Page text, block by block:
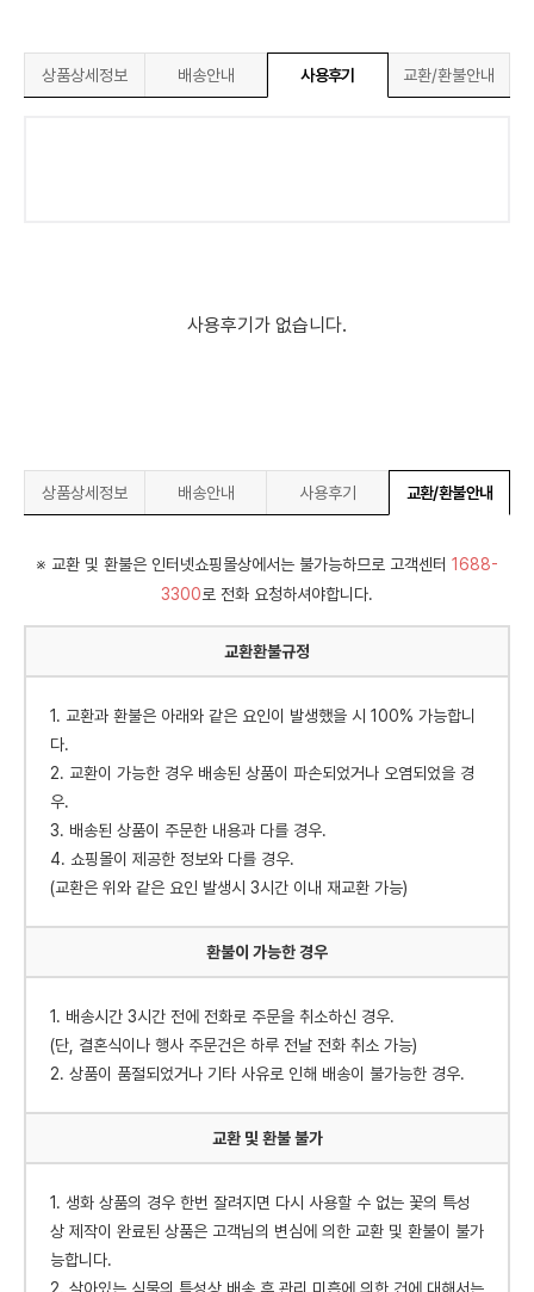
상품상세정보 배송안내 사용후기 교환/환불안내
사용후기가 없습니다.
상품상세정보 배송안내 사용후기 교환/환불안내
※ 교환 및 환불은 인터넷쇼핑몰상에서는 불가능하므로 고객센터 1688-
3300로 전화 요청하셔야합니다.
교환환불규정
1. 교환과 환불은 아래와 같은 요인이 발생했을 시 100% 가능합니
다.
2. 교환이 가능한 경우 배송된 상품이 파손되었거나 오염되었을 경
우.
3. 배송된 상품이 주문한 내용과 다를 경우.
4. 쇼핑몰이 제공한 정보와 다를 경우.
(교환은 위와 같은 요인 발생시 3시간 이내 재교환 가능)
환불이 가능한 경우
1. 배송시간 3시간 전에 전화로 주문을 취소하신 경우.
(단, 결혼식이나 행사 주문건은 하루 전날 전화 취소 가능)
2. 상품이 품절되었거나 기타 사유로 인해 배송이 불가능한 경우.
교환 및 환불 불가
1. 생화 상품의 경우 한번 잘려지면 다시 사용할 수 없는 꽃의 특성
상 제작이 완료된 상품은 고객님의 변심에 의한 교환 및 환불이 불가
능합니다.
2. 살아있는 식물의 특성상 배송 후 관리 미흡에 의한 건에 대해서는